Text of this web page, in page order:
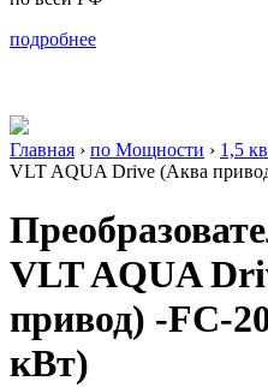
подробнее
Главная › по Мощности › 1,5
VLT AQUA Drive (Аква
VLT AQUA
привод) -FC-
кВт)